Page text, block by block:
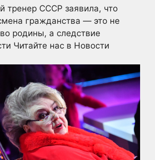
тренер СССР заявила, что
гражданства — это не
родины, а следствие
Читайте нас в Новости